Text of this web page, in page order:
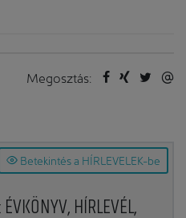
Megosztás:
Betekintés a HÍRLEVELEK-be
HÍRLEVÉL,